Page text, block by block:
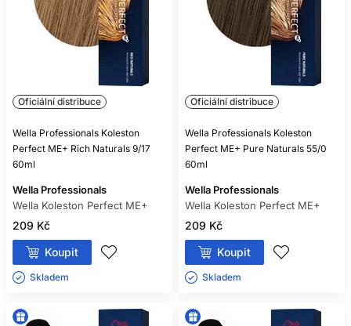
Oficiální distribuce
Wella Professionals Koleston
Perfect ME+ Rich Naturals 9/17
60ml
Wella Professionals
Wella Koleston Perfect ME+
209 Kč
Koupit
Skladem ㅤ
Oficiální distribuce
Wella Professionals Koleston
Perfect ME+ Pure Naturals 55/0
60ml
Wella Professionals
Wella Koleston Perfect ME+
209 Kč
Koupit
Skladem ㅤ